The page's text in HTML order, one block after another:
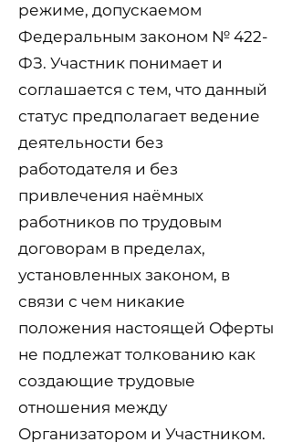
режиме, допускаемом
Федеральным законом № 422-
ФЗ. Участник понимает и
соглашается с тем, что данный
статус предполагает ведение
деятельности без
работодателя и без
привлечения наёмных
работников по трудовым
договорам в пределах,
установленных законом, в
связи с чем никакие
положения настоящей Оферты
не подлежат толкованию как
создающие трудовые
отношения между
Организатором и Участником.